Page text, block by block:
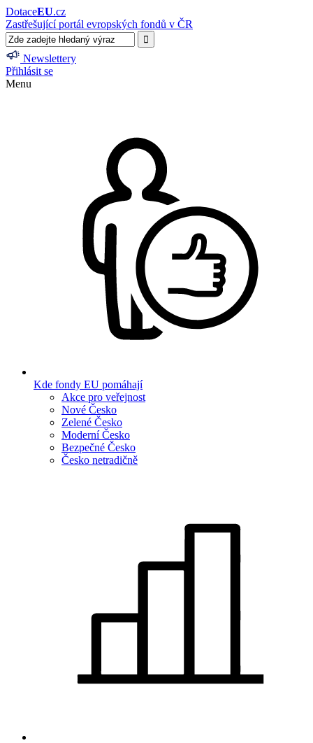
DotaceEU.cz
Zastřešující portál evropských fondů v ČR
Newslettery
Přihlásit se
Menu
Kde fondy EU pomáhají
Akce pro veřejnost
Nové Česko
Zelené Česko
Moderní Česko
Bezpečné Česko
Česko netradičně